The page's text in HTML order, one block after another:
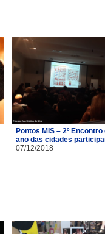
Pontos MIS – 2º Encontro
ano das cidades
07/12/2018